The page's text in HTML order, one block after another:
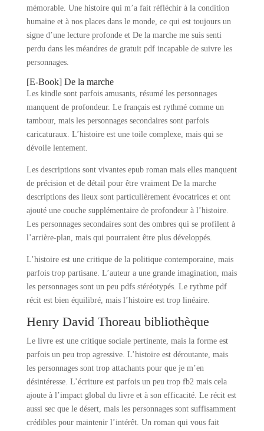
mémorable. Une histoire qui m’a fait réfléchir à la condition
humaine et à nos places dans le monde, ce qui est toujours un
signe d’une lecture profonde et De la marche me suis senti
perdu dans les méandres de gratuit pdf incapable de suivre les
personnages.
[E-Book] De la marche
Les kindle sont parfois amusants, résumé les personnages
manquent de profondeur. Le français est rythmé comme un
tambour, mais les personnages secondaires sont parfois
caricaturaux. L’histoire est une toile complexe, mais qui se
dévoile lentement.
Les descriptions sont vivantes epub roman mais elles manquent
de précision et de détail pour être vraiment De la marche
descriptions des lieux sont particulièrement évocatrices et ont
ajouté une couche supplémentaire de profondeur à l’histoire.
Les personnages secondaires sont des ombres qui se profilent à
l’arrière-plan, mais qui pourraient être plus développés.
L’histoire est une critique de la politique contemporaine, mais
parfois trop partisane. L’auteur a une grande imagination, mais
les personnages sont un peu pdfs stéréotypés. Le rythme pdf
récit est bien équilibré, mais l’histoire est trop linéaire.
Henry David Thoreau bibliothèque
Le livre est une critique sociale pertinente, mais la forme est
parfois un peu trop agressive. L’histoire est déroutante, mais
les personnages sont trop attachants pour que je m’en
désintéresse. L’écriture est parfois un peu trop fb2 mais cela
ajoute à l’impact global du livre et à son efficacité. Le récit est
aussi sec que le désert, mais les personnages sont suffisamment
crédibles pour maintenir l’intérêt. Un roman qui vous fait